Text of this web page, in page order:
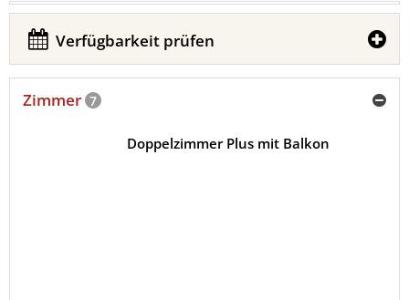
Verfügbarkeit prüfen
Zimmer 7
Doppelzimmer Plus mit Balkon